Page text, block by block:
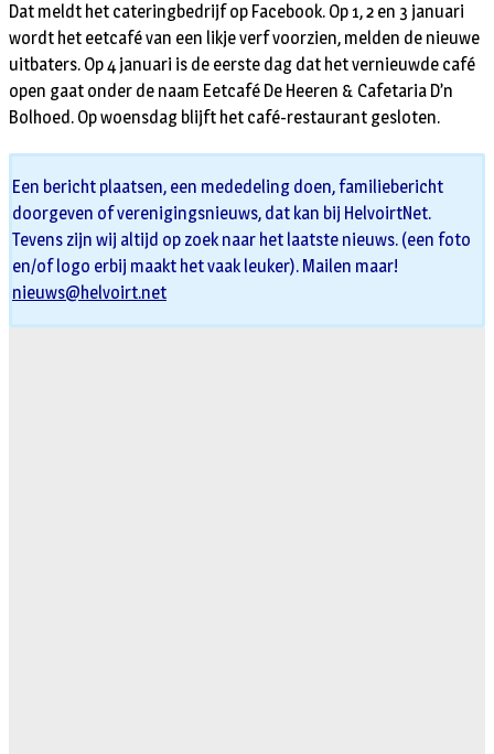
Dat meldt het cateringbedrijf op Facebook. Op 1, 2 en 3 januari
wordt het eetcafé van een likje verf voorzien, melden de nieuwe
uitbaters. Op 4 januari is de eerste dag dat het vernieuwde café
open gaat onder de naam Eetcafé De Heeren & Cafetaria D’n
Bolhoed. Op woensdag blijft het café-restaurant gesloten.
Een bericht plaatsen, een mededeling doen, familiebericht
doorgeven of verenigingsnieuws, dat kan bij HelvoirtNet.
Tevens zijn wij altijd op zoek naar het laatste nieuws. (een foto
en/of logo erbij maakt het vaak leuker). Mailen maar!
nieuws@helvoirt.net